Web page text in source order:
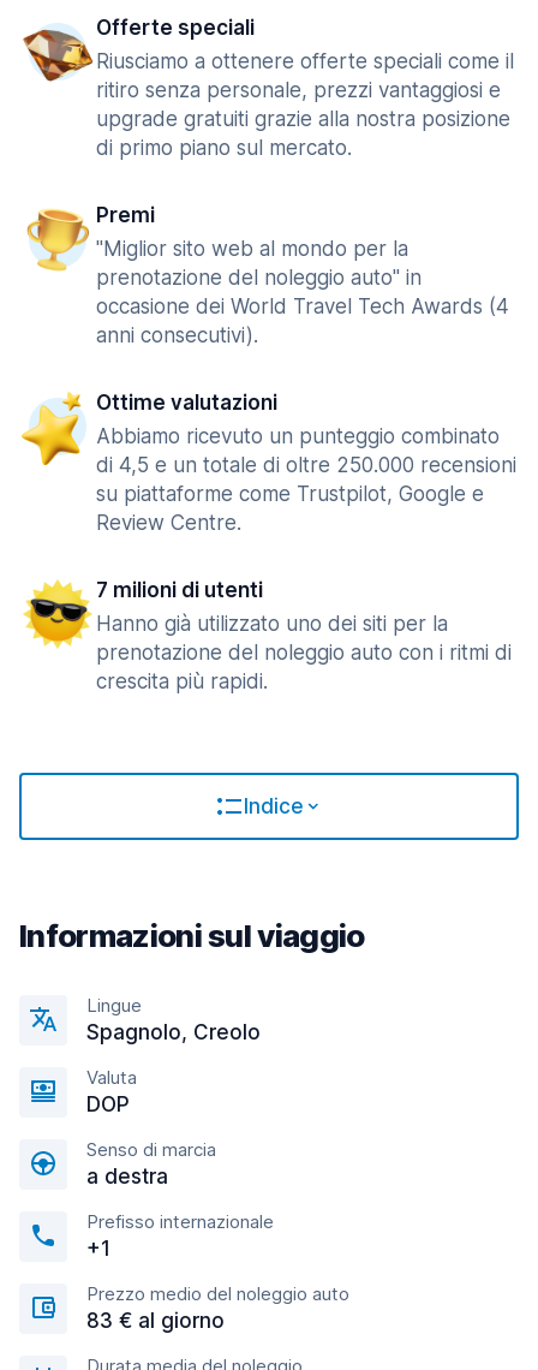
Offerte speciali
Riusciamo a ottenere offerte speciali come il
ritiro senza personale, prezzi vantaggiosi e
upgrade gratuiti grazie alla nostra posizione
di primo piano sul mercato.
Premi
"Miglior sito web al mondo per la
prenotazione del noleggio auto" in
occasione dei World Travel Tech Awards (4
anni consecutivi).
Ottime valutazioni
Abbiamo ricevuto un punteggio combinato
di 4,5 e un totale di oltre 250.000 recensioni
su piattaforme come Trustpilot, Google e
Review Centre.
7 milioni di utenti
Hanno già utilizzato uno dei siti per la
prenotazione del noleggio auto con i ritmi di
crescita più rapidi.
Indice
Informazioni sul viaggio
Lingue
Spagnolo, Creolo
Valuta
DOP
Senso di marcia
a destra
Prefisso internazionale
+1
Prezzo medio del noleggio auto
83 € al giorno